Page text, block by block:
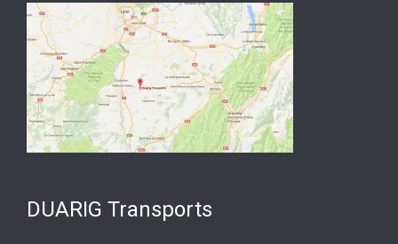
DUARIG Transports